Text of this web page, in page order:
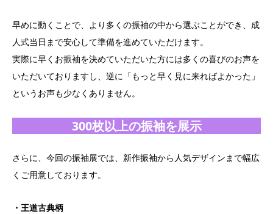
早めに動くことで、より多くの振袖の中から選ぶことができ、成
人式当日まで安心して準備を進めていただけます。
実際に早くお振袖を決めていただいた方には多くの喜びのお声を
いただいておりますし、逆に「もっと早く見に来ればよかった」
というお声も少なくありません。
300枚以上の振袖を展示
さらに、今回の振袖展では、新作振袖から人気デザインまで幅広
くご用意しております。
・王道古典柄